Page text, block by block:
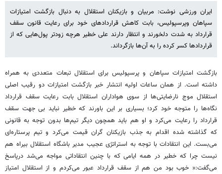
ایران ورزشی نوشت: مربیان و بازیکنان استقلال به دنبال بازگشت امتیازات
سپاهان وپرسپولیس، بابت کاهش قراردادهای خود برای رعایت قانون سقف
قرارداد به شدت دلخورند و انتظار دارند علی خطیر هرچه زودتر پول‌هایی که از
قراردادها کسر کرده را به آن‌ها بازگرداند.
بازگشت امتیازات سپاهان و پرسپولیس برای استقلال تبعات متعددی به همراه
داشته است. از همان ساعات اولیه انتشار خبر بازگشت امتیازات دو رقیب اصلی
استقلال موج نارضایتی‌ها از سوی هواداران استقلال بابت رعایت سقف قرارداد
نگاه‌ها را متوجه خود کرد؛ بسیاری بر این باورند که خطیر نباید بی جهت سقف
قرارداد را رعایت می‌کرد و او هم باید همچون دیگر تیم‌ها بدون توجه به قانونی
که گذاشته شده اقدام به جذب بازیکنان گران قیمت می‌کرد و تیم پرستاره‌ای
می‌بست. این انتقادات با توجه به استراتژی عجیب مدیر باشگاه استقلال بیراه هم
نیست چرا که خطیر در همه ایامی که با چنین انتقاداتی مواجه می‌شد درپاسخ
می‌گفت:« خوب بود من هم از سقف قرارداد عبور می‌کردم و از استقلال امتیاز